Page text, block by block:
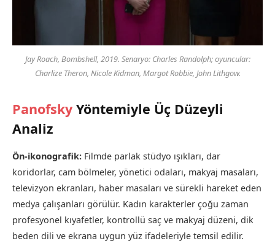
Jay Roach, Bombshell, 2019. Senaryo: Charles Randolph; oyuncular:
Charlize Theron, Nicole Kidman, Margot Robbie, John Lithgow.
Panofsky Yöntemiyle Üç Düzeyli
Analiz
Ön-ikonografik: Filmde parlak stüdyo ışıkları, dar
koridorlar, cam bölmeler, yönetici odaları, makyaj masaları,
televizyon ekranları, haber masaları ve sürekli hareket eden
medya çalışanları görülür. Kadın karakterler çoğu zaman
profesyonel kıyafetler, kontrollü saç ve makyaj düzeni, dik
beden dili ve ekrana uygun yüz ifadeleriyle temsil edilir.